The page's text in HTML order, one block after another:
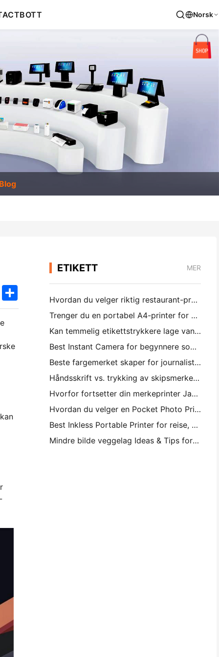
BOTT Norsk
TwitterShare
ETIKETT MER
Hvordan du velger riktig restaurant-programvare for din lille eller middelsstørrelse Restaurant
Trenger du en portabel A4-printer for krigsreiser? Hva virker faktisk
Kan temmelig etikettstrykkere lage vannsikkere etiketter for små forretningsprodukter?
Best Instant Camera for begynnere som ikke vil kaste bort papir
Beste fargemerket skaper for journalistering og skrapbooking: Legg mer farge til hver side
Håndsskrift vs. trykking av skipsmerker: Tips for små forretninger i 2026
Hvorfor fortsetter din merkeprinter Jamming?
Hvordan du velger en Pocket Photo Printer: En fullstendig veiledning for journalistering, reise og iPhone brukere
Best Inkless Portable Printer for reise, skole og mobil arbeid: Hanin MT620 Pro-review
Mindre bilde veggelag Ideas & Tips for drom og Dorm Decoration